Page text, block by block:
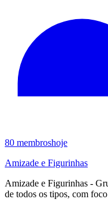
80 membroshoje
Amizade e Figurinhas
Amizade e Figurinhas -
de todos os tipos, com